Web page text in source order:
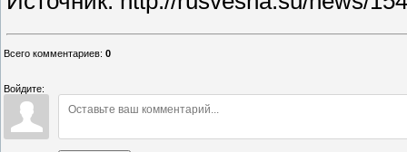
Всего комментариев: 0
Войдите: